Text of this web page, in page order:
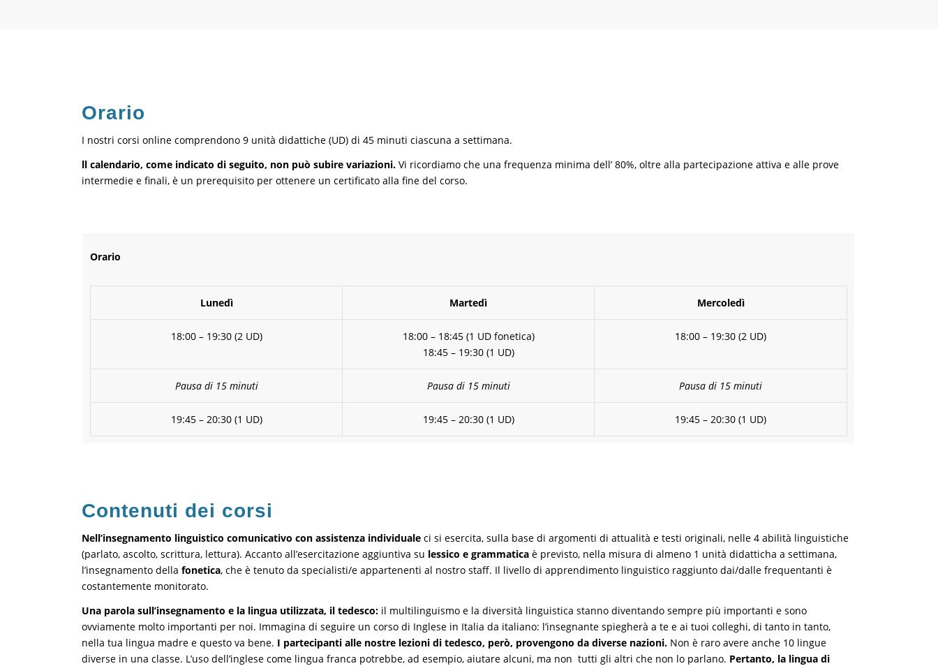
Orario
I nostri corsi online comprendono 9 unità didattiche (UD) di 45 minuti ciascuna a settimana.
ll calendario, come indicato di seguito, non può subire variazioni. Vi ricordiamo che una frequenza minima dell’ 80%, oltre alla partecipazione attiva e alle prove
intermedie e finali, è un prerequisito per ottenere un certificato alla fine del corso.
Orario
Lunedì Martedì Mercoledì
18:00 – 19:30 (2 UD)
18:00 – 18:45 (1 UD fonetica)
18:45 – 19:30 (1 UD)
18:00 – 19:30 (2 UD)
Pausa di 15 minuti Pausa di 15 minuti Pausa di 15 minuti
19:45 – 20:30 (1 UD) 19:45 – 20:30 (1 UD) 19:45 – 20:30 (1 UD)
Contenuti dei corsi
Nell’insegnamento linguistico comunicativo con assistenza individuale ci si esercita, sulla base di argomenti di attualità e testi originali, nelle 4 abilità linguistiche
(parlato, ascolto, scrittura, lettura). Accanto all’esercitazione aggiuntiva su lessico e grammatica è previsto, nella misura di almeno 1 unità didatticha a settimana,
l’insegnamento dellafonetica, che è tenuto da specialisti/e appartenenti al nostro staff. Il livello di apprendimento linguistico raggiunto dai/dalle frequentanti è
costantemente monitorato.
Una parola sull’insegnamento e la lingua utilizzata, il tedesco: il multilinguismo e la diversità linguistica stanno diventando sempre più importanti e sono
ovviamente molto importanti per noi. Immagina di seguire un corso di Inglese in Italia da italiano: l’insegnante spiegherà a te e ai tuoi colleghi, di tanto in tanto,
nella tua lingua madre e questo va bene. I partecipanti alle nostre lezioni di tedesco, però, provengono da diverse nazioni. Non è raro avere anche 10 lingue
diverse in una classe. L’uso dell’inglese come lingua franca potrebbe, ad esempio, aiutare alcuni, ma non tutti gli altri che non lo parlano. Pertanto, la lingua di